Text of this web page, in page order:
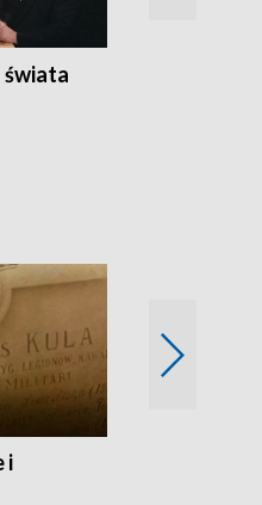
świata
i